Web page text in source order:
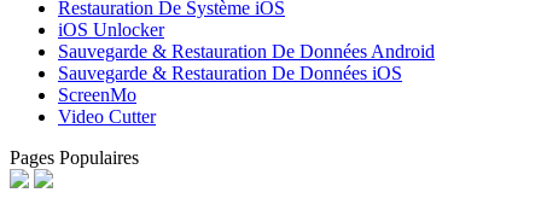
Restauration De Système iOS
iOS Unlocker
Sauvegarde & Restauration De Données Android
Sauvegarde & Restauration De Données iOS
ScreenMo
Video Cutter
Pages Populaires